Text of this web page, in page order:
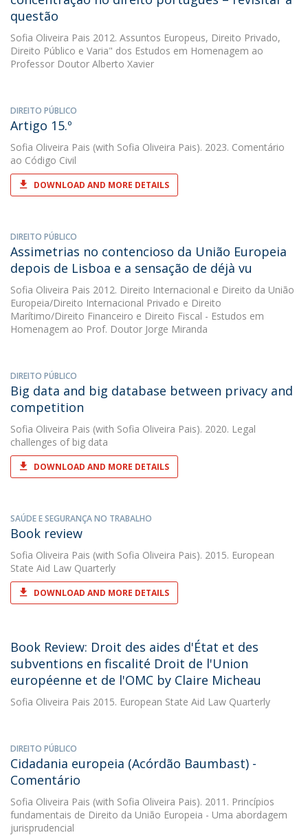
questão
Sofia Oliveira Pais 2012. Assuntos Europeus, Direito Privado,
Direito Público e Varia" dos Estudos em Homenagem ao
Professor Doutor Alberto Xavier
DIREITO PÚBLICO
Artigo 15.º
Sofia Oliveira Pais (with Sofia Oliveira Pais). 2023. Comentário
ao Código Civil
DOWNLOAD AND MORE DETAILS
DIREITO PÚBLICO
Assimetrias no contencioso da União Europeia
depois de Lisboa e a sensação de déjà vu
Sofia Oliveira Pais 2012. Direito Internacional e Direito da União
Europeia/Direito Internacional Privado e Direito
Marítimo/Direito Financeiro e Direito Fiscal - Estudos em
Homenagem ao Prof. Doutor Jorge Miranda
DIREITO PÚBLICO
Big data and big database between privacy and
competition
Sofia Oliveira Pais (with Sofia Oliveira Pais). 2020. Legal
challenges of big data
DOWNLOAD AND MORE DETAILS
SAÚDE E SEGURANÇA NO TRABALHO
Book review
Sofia Oliveira Pais (with Sofia Oliveira Pais). 2015. European
State Aid Law Quarterly
DOWNLOAD AND MORE DETAILS
Book Review: Droit des aides d'État et des
subventions en fiscalité Droit de l'Union
européenne et de l'OMC by Claire Micheau
Sofia Oliveira Pais 2015. European State Aid Law Quarterly
DIREITO PÚBLICO
Cidadania europeia (Acórdão Baumbast) -
Comentário
Sofia Oliveira Pais (with Sofia Oliveira Pais). 2011. Princípios
fundamentais de Direito da União Europeia - Uma abordagem
jurisprudencial